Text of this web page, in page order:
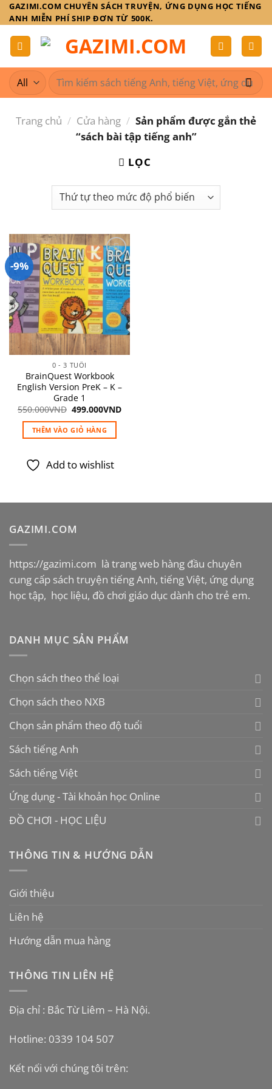
Skip
to
content
GAZIMI.COM CHUYÊN SÁCH TRUYỆN, ỨNG DỤNG HỌC TIẾNG
ANH MIỄN PHÍ SHIP ĐƠN TỪ 500K.
Tìm
kiếm:
Trang chủ / Cửa hàng / Sản phẩm được gắn thẻ
“sách bài tập tiếng anh”
LỌC
-9%
Add to
wishlist
0 - 3 TUỔI
BrainQuest Workbook
English Version PreK – K –
Grade 1
550.000VND Giá
là:
550.000VND.
499.000VNDGiá
THÊM VÀO GIỎ HÀNG
Add to wishlist
GAZIMI.COM
https://gazimi.com là trang web hàng đầu chuyên
cung cấp sách truyện tiếng Anh, tiếng Việt, ứng dụng
học tập, học liệu, đồ chơi giáo dục dành cho trẻ em.
DANH MỤC SẢN PHẨM
Chọn sách theo thể loại
Chọn sách theo NXB
Chọn sản phẩm theo độ tuổi
Sách tiếng Anh
Sách tiếng Việt
Ứng dụng - Tài khoản học Online
ĐỒ CHƠI - HỌC LIỆU
THÔNG TIN & HƯỚNG DẪN
Giới thiệu
Liên hệ
Hướng dẫn mua hàng
THÔNG TIN LIÊN HỆ
Địa chỉ : Bắc Từ Liêm – Hà Nội.
Hotline: 0339 104 507
Kết nối với chúng tôi trên: